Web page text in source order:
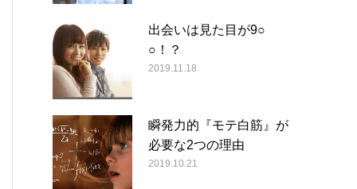
出会いは見た目が9○
○！？
2019.11.18
瞬発力的『モテ白筋』が
必要な2つの理由
2019.10.21